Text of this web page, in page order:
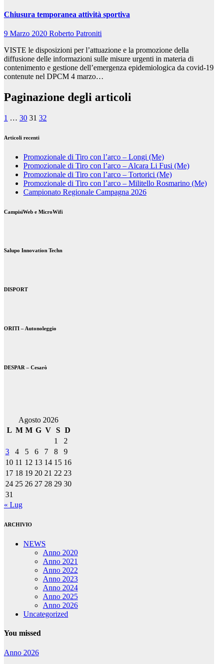
Chiusura temporanea attività sportiva
9 Marzo 2020 Roberto Patroniti
VISTE le disposizioni per l’attuazione e la promozione della
diffusione delle informazioni sulle misure urgenti in materia di
contenimento e gestione dell’emergenza epidemiologica da covid-19
contenute nel DPCM 4 marzo…
Paginazione degli articoli
1 … 30 31 32
Articoli recenti
Promozionale di Tiro con l’arco – Longi (Me)
Promozionale di Tiro con l’arco – Alcara Li Fusi (Me)
Promozionale di Tiro con l’arco – Tortorici (Me)
Promozionale di Tiro con l’arco – Militello Rosmarino (Me)
Campionato Regionale Campagna 2026
CampisiWeb e MicroWifi
Salupo Innovation Techn
DISPORT
ORITI – Autonoleggio
DESPAR – Cesarò
Agosto 2026
L M M G V S D
1
2
3
4 5 6 7 8
9
10 11 12 13 14 15 16
17 18 19 20 21 22 23
24 25 26 27 28 29 30
31
« Lug
ARCHIVIO
NEWS
Anno 2020
Anno 2021
Anno 2022
Anno 2023
Anno 2024
Anno 2025
Anno 2026
Uncategorized
You missed
Anno 2026